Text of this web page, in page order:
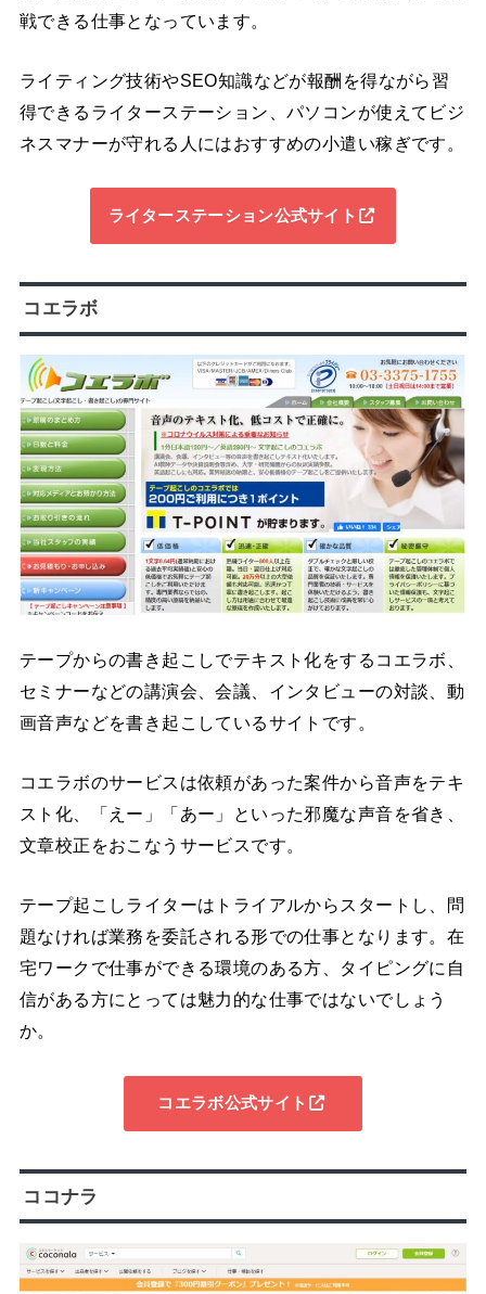
戦できる仕事となっています。
ライティング技術やSEO知識などが報酬を得ながら習
得できるライターステーション、パソコンが使えてビジ
ネスマナーが守れる人にはおすすめの小遣い稼ぎです。
ライターステーション公式サイト
コエラボ
テープからの書き起こしでテキスト化をするコエラボ、
セミナーなどの講演会、会議、インタビューの対談、動
画音声などを書き起こしているサイトです。
コエラボのサービスは依頼があった案件から音声をテキ
スト化、「えー」「あー」といった邪魔な声音を省き、
文章校正をおこなうサービスです。
テープ起こしライターはトライアルからスタートし、問
題なければ業務を委託される形での仕事となります。在
宅ワークで仕事ができる環境のある方、タイピングに自
信がある方にとっては魅力的な仕事ではないでしょう
か。
コエラボ公式サイト
ココナラ